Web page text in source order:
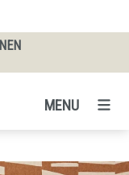
MENU